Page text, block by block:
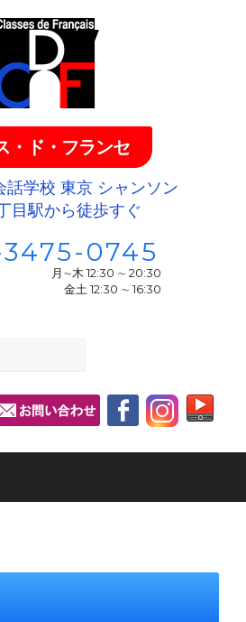
・ド・フランセ
話学校 東京 シャンソン
目駅から徒歩すぐ
0745
月∼木 12:30 ∼ 20:30
金土 12:30 ∼ 16:30